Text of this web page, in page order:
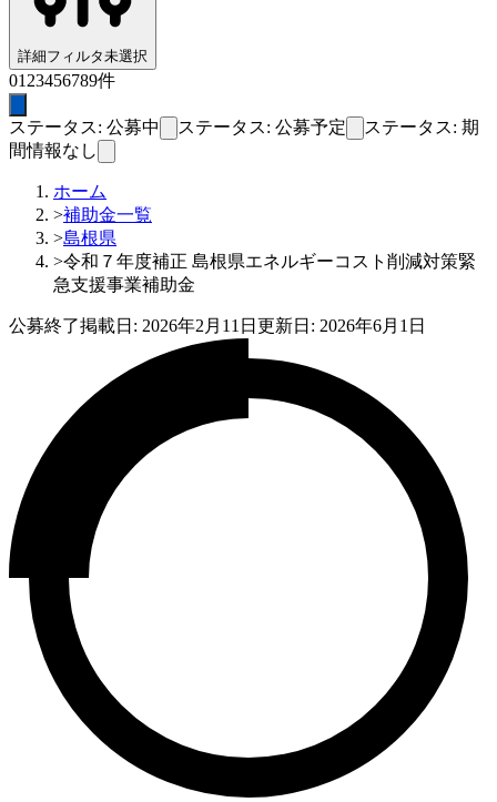
詳細フィルタ未選択
01 23456789件
ステータス: 公募中 ステータス: 公募予定
ステータス: 期
間情報なし
ホーム
>補助金一覧
>島根県
>令和７年度補正 島根県エネルギーコスト削減対策緊
急支援事業補助金
公募終了掲載日: 2026年2月11日 更新日: 2026年6月1日